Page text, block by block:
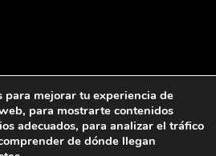
para mejorar tu experiencia de
para mostrarte contenidos
adecuados, para analizar el tráfico
de dónde llegan